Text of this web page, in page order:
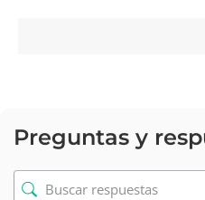
Preguntas y